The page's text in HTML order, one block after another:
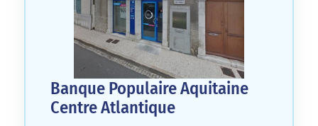
Banque Populaire Aquitaine
Centre Atlantique